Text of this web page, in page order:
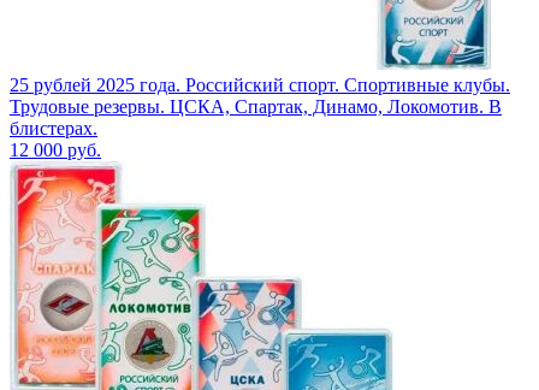
25 рублей 2025 года. Российский спорт. Спортивные клубы.
Трудовые резервы. ЦСКА, Спартак, Динамо, Локомотив. В
блистерах.
12 000 руб.